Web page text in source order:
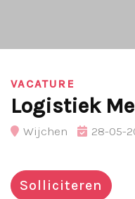
VACATURE
Logistiek
Wijchen 28-05-
Solliciteren